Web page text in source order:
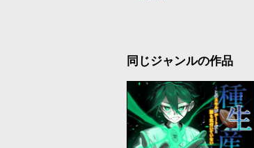
同じジャンルの作品